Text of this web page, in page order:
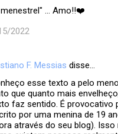
menestrel" ... Amo!!❤️
2022
F. Messias disse…
esse texto a pelo
que quanto mais
faz sentido. É provocativo
por uma menina de 19
através do seu blog).